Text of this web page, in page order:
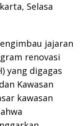
Selasa
jajaran
renovasi
yang digagas
Kawasan
kawasan